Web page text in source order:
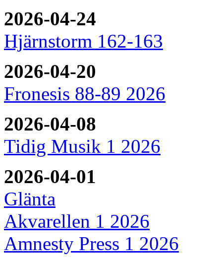
2026-04-24
Hjärnstorm 162-163
2026-04-20
Fronesis 88-89 2026
2026-04-08
Tidig Musik 1 2026
2026-04-01
Glänta
Akvarellen 1 2026
Amnesty Press 1 2026